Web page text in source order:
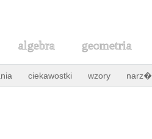
algebra geometria
ciekawostki wzory